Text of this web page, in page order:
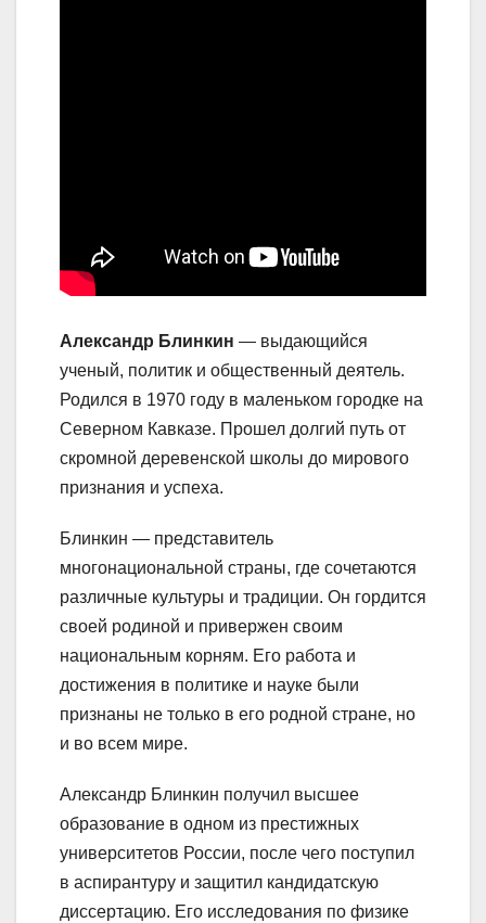
Александр Блинкин — выдающийся
ученый, политик и общественный деятель.
Родился в 1970 году в маленьком городке на
Северном Кавказе. Прошел долгий путь от
скромной деревенской школы до мирового
признания и успеха.
Блинкин — представитель
многонациональной страны, где сочетаются
различные культуры и традиции. Он гордится
своей родиной и привержен своим
национальным корням. Его работа и
достижения в политике и науке были
признаны не только в его родной стране, но
и во всем мире.
Александр Блинкин получил высшее
образование в одном из престижных
университетов России, после чего поступил
в аспирантуру и защитил кандидатскую
диссертацию. Его исследования по физике